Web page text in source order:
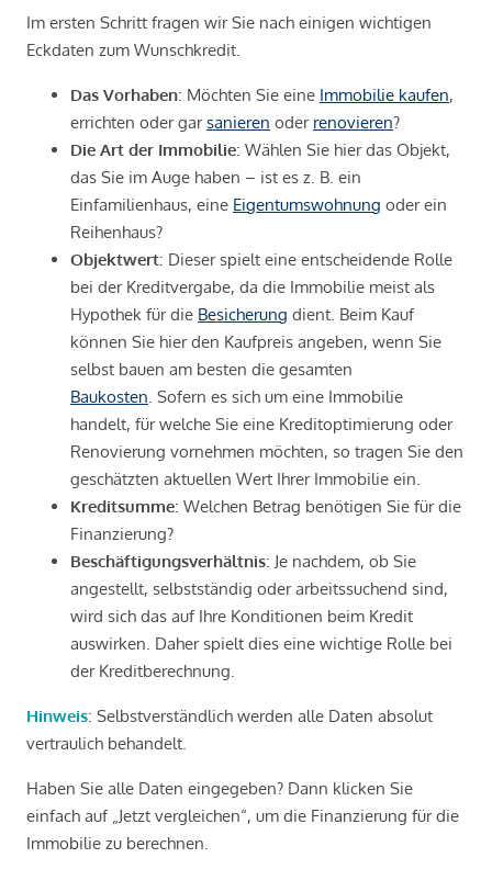
Im ersten Schritt fragen wir Sie nach einigen wichtigen
Eckdaten zum Wunschkredit.
Das Vorhaben: Möchten Sie eine Immobilie kaufen,
errichten oder garsanieren oder renovieren?
Die Art der Immobilie: Wählen Sie hier das Objekt,
das Sie im Auge haben – ist es z. B. ein
Einfamilienhaus, eine Eigentumswohnung oder ein
Reihenhaus?
Objektwert: Dieser spielt eine entscheidende Rolle
bei der Kreditvergabe, da die Immobilie meist als
Hypothek für die Besicherung dient. Beim Kauf
können Sie hier den Kaufpreis angeben, wenn Sie
selbst bauen am besten die gesamten
Baukosten . Sofern es sich um eine Immobilie
handelt, für welche Sie eine Kreditoptimierung oder
Renovierung vornehmen möchten, so tragen Sie den
geschätzten aktuellen Wert Ihrer Immobilie ein.
Kreditsumme: Welchen Betrag benötigen Sie für die
Finanzierung?
Beschäftigungsverhältnis: Je nachdem, ob Sie
angestellt, selbstständig oder arbeitssuchend sind,
wird sich das auf Ihre Konditionen beim Kredit
auswirken. Daher spielt dies eine wichtige Rolle bei
der Kreditberechnung.
Hinweis: Selbstverständlich werden alle Daten absolut
vertraulich behandelt.
Haben Sie alle Daten eingegeben? Dann klicken Sie
einfach auf „Jetzt vergleichen“, um die Finanzierung für die
Immobilie zu berechnen.